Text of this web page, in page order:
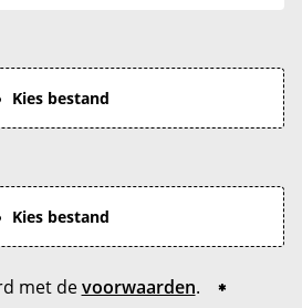
Kies bestand
Kies bestand
met devoorwaarden.